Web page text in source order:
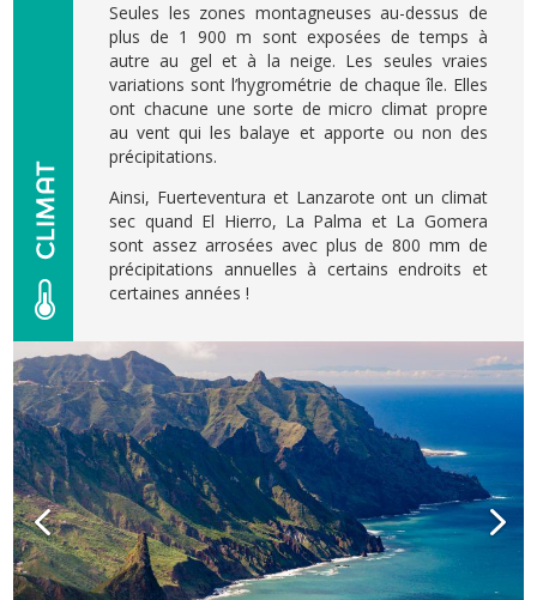
Seules les zones montagneuses au-dessus de
plus de 1 900 m sont exposées de temps à
autre au gel et à la neige. Les seules vraies
variations sont l’hygrométrie de chaque île. Elles
ont chacune une sorte de micro climat propre
au vent qui les balaye et apporte ou non des
précipitations.
Ainsi, Fuerteventura et Lanzarote ont un climat
sec quand El Hierro, La Palma et La Gomera
sont assez arrosées avec plus de 800 mm de
précipitations annuelles à certains endroits et
certaines années !